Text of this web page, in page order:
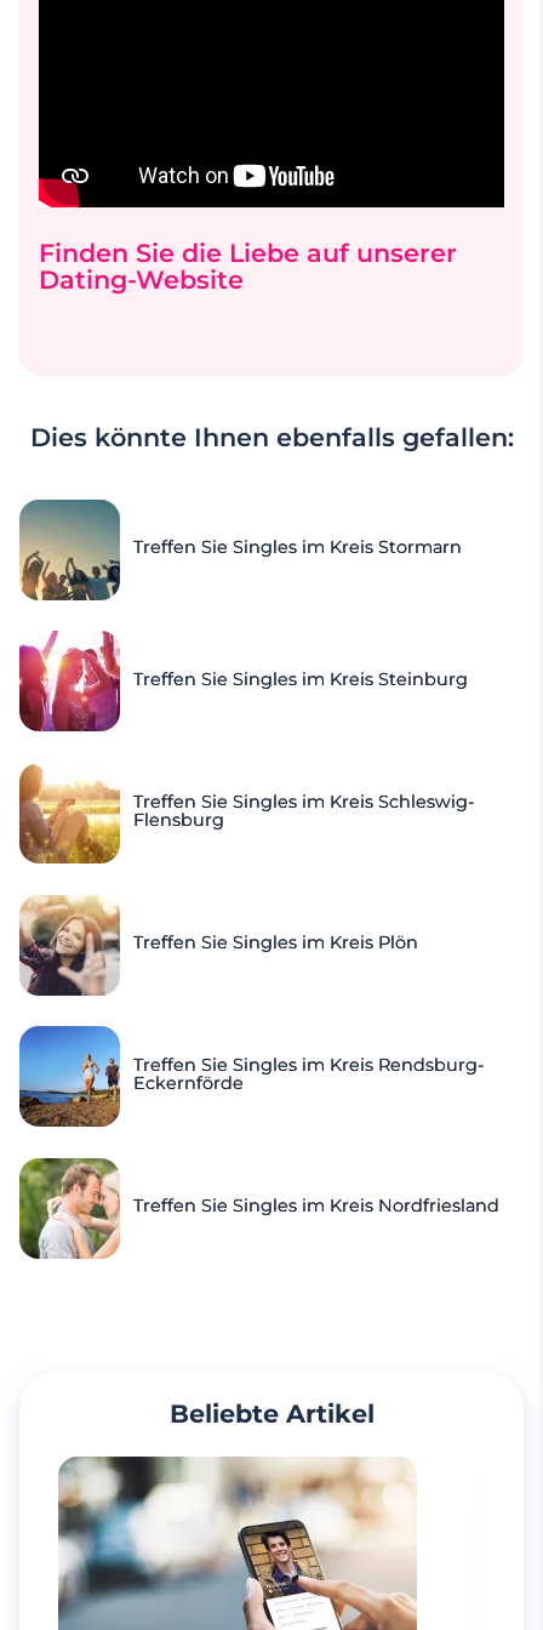
Finden Sie die Liebe auf unserer
Dating-Website
Dies könnte Ihnen ebenfalls gefallen:
Treffen Sie Singles im Kreis Stormarn
Treffen Sie Singles im Kreis Steinburg
Treffen Sie Singles im Kreis Schleswig-
Flensburg
Treffen Sie Singles im Kreis Plön
Treffen Sie Singles im Kreis Rendsburg-
Eckernförde
Treffen Sie Singles im Kreis Nordfriesland
Beliebte Artikel